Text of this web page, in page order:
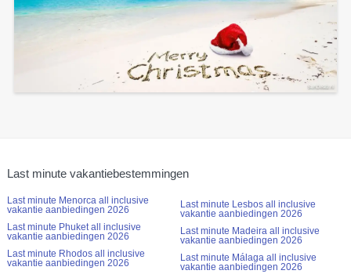
Last minute vakantiebestemmingen
Last minute Menorca all inclusive
vakantie aanbiedingen 2026
Last minute Phuket all inclusive
vakantie aanbiedingen 2026
Last minute Rhodos all inclusive
vakantie aanbiedingen 2026
Last minute Lesbos all inclusive
vakantie aanbiedingen 2026
Last minute Madeira all inclusive
vakantie aanbiedingen 2026
Last minute Málaga all inclusive
vakantie aanbiedingen 2026